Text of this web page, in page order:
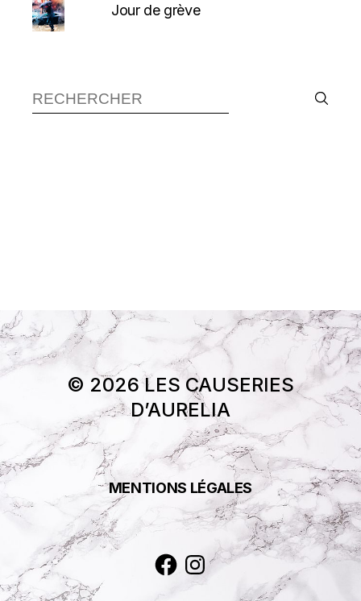
Jour de grève
Recherche :
© 2026 LES CAUSERIES
D’AURELIA
MENTIONS LÉGALES
Facebook
Instagram